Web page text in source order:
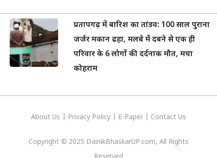
प्रतापगढ़ में बारिश का तांडव: 100 साल पुराना
जर्जर मकान ढहा, मलबे में दबने से एक ही
परिवार के 6 लोगों की दर्दनाक मौत, मचा
कोहराम
About Us Privacy Policy E-Paper Contact Us
Copyright © 2025 DainikBhaskarUP.com, All Rights